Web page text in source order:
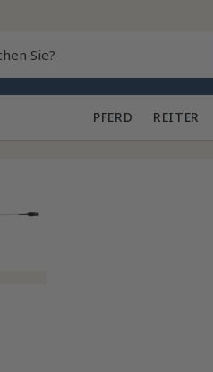
PFERD 🐎 REITER 👕